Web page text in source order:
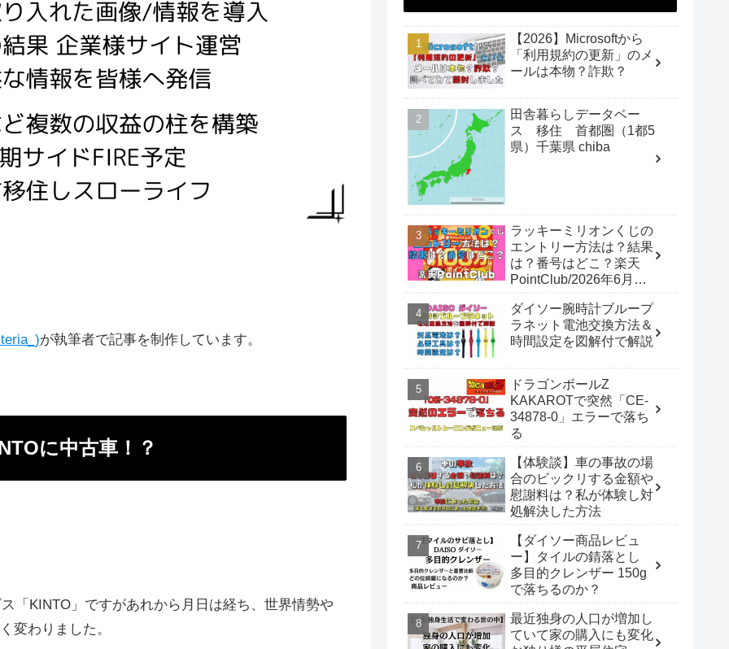
が執筆者で記事を制作しています。
に中古車！？
「KINTO」ですがあれから月日は経ち、世界情勢や
変わりました。
【2026】Microsoftから
「利用規約の更新」のメ
ールは本物？詐欺？
田舎暮らしデータベー
ス 移住 首都圏（1都5
県）千葉県 chiba
ラッキーミリオンくじの
エントリー方法は？結果
は？番号はどこ？楽天
PointClub/2026年6月開
ダイソー腕時計ブループ
ラネット電池交換方法＆
時間設定を図解付で解説
ドラゴンボールZ
KAKAROTで突然「CE-
34878-0」エラーで落ち
る
【体験談】車の事故の場
合のビックリする金額や
慰謝料は？私が体験し対
処解決した方法
【ダイソー商品レビュ
ー】タイルの錆落とし
多目的クレンザー 150g
で落ちるのか？
最近独身の人口が増加し
ていて家の購入にも変化